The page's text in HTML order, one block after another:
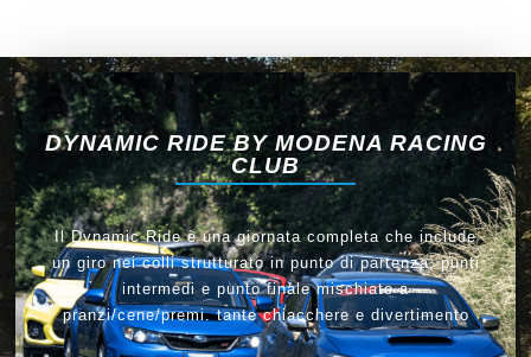
DYNAMIC RIDE BY MODENA RACING
CLUB
Il Dynamic Ride è una giornata completa che include
un giro nei colli strutturato in punto di partenza, punti
intermedi e punto finale mischiato a
pranzi/cene/premi. tante chiacchere e divertimento